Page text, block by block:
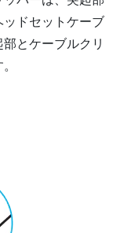
ドセットケーブ
とケーブルクリ